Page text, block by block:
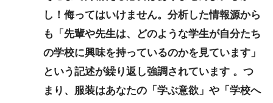
し！侮ってはいけません。分析した情報源から
も「先輩や先生は、どのような学生が自分たち
の学校に興味を持っているのかを見ています」
という記述が繰り返し強調されています 。つ
まり、服装はあなたの「学ぶ意欲」や「学校へ